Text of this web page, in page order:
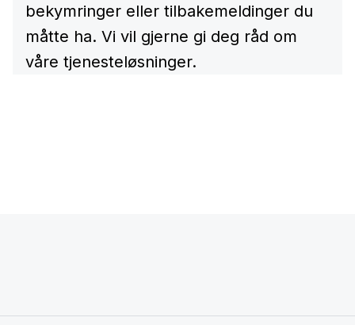
bekymringer eller tilbakemeldinger du
måtte ha. Vi vil gjerne gi deg råd om
våre tjenesteløsninger.